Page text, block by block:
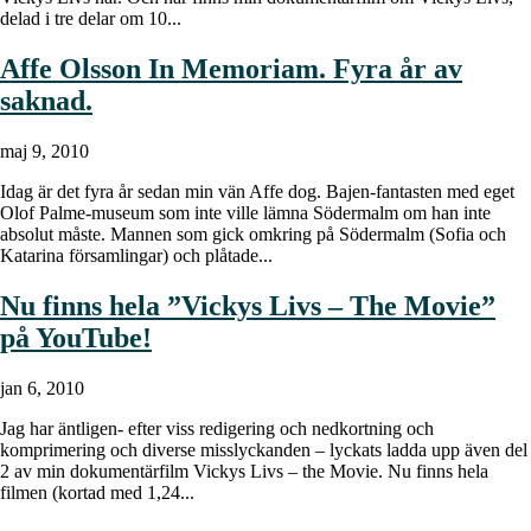
delad i tre delar om 10...
Affe Olsson In Memoriam. Fyra år av
saknad.
maj 9, 2010
Idag är det fyra år sedan min vän Affe dog. Bajen-fantasten med eget
Olof Palme-museum som inte ville lämna Södermalm om han inte
absolut måste. Mannen som gick omkring på Södermalm (Sofia och
Katarina församlingar) och plåtade...
Nu finns hela ”Vickys Livs – The Movie”
på YouTube!
jan 6, 2010
Jag har äntligen- efter viss redigering och nedkortning och
komprimering och diverse misslyckanden – lyckats ladda upp även del
2 av min dokumentärfilm Vickys Livs – the Movie. Nu finns hela
filmen (kortad med 1,24...